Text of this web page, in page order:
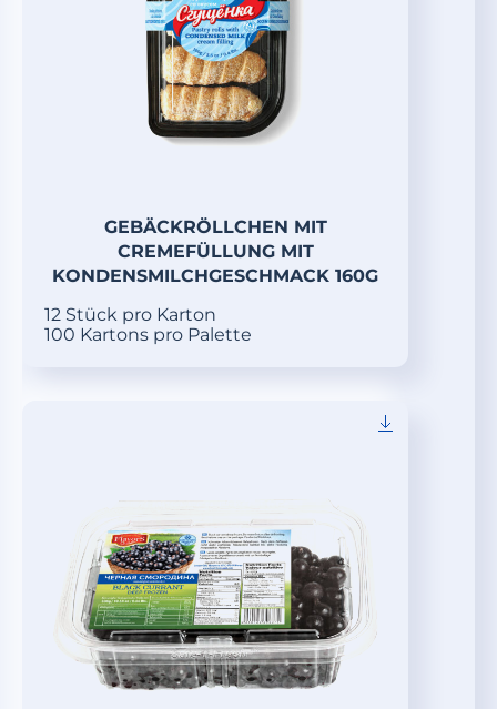
GEBÄCKRÖLLCHEN MIT
CREMEFÜLLUNG MIT
KONDENSMILCHGESCHMACK 160G
12 Stück pro Karton
100 Kartons pro Palette